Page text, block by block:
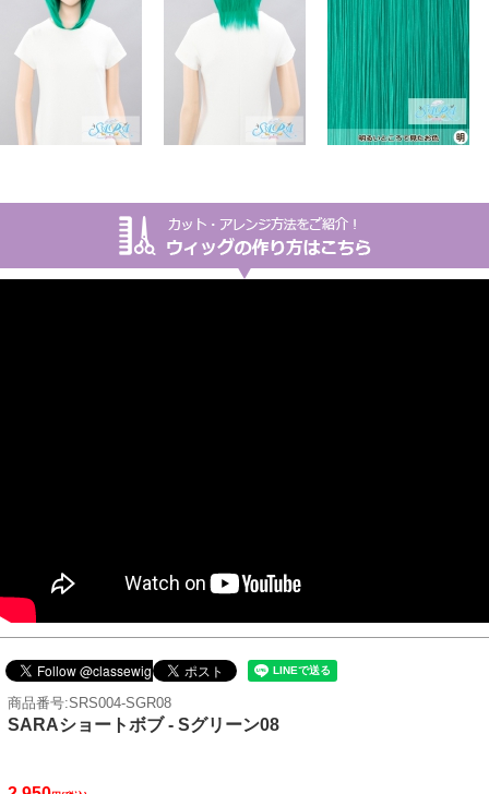
商品番号:SRS004-SGR08
SARAショートボブ - Sグリーン08